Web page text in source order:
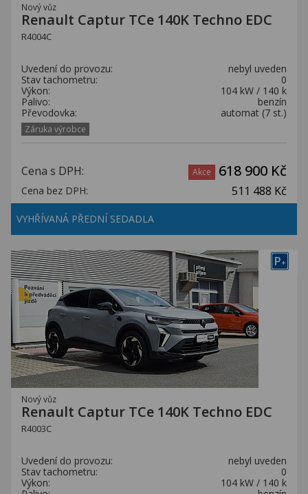
Nový vůz
Renault Captur TCe 140K Techno EDC
R4004C
Uvedení do provozu:
nebyl uveden
Stav tachometru:
0
Výkon:
104 kW / 140 k
Palivo:
benzín
Převodovka:
automat (7 st.)
Záruka výrobce
Cena s DPH: Akce 618 900 Kč
Cena bez DPH: 511 488 Kč
VYHŘÍVANÁ PŘEDNÍ SEDADLA
P+
Nový vůz
Renault Captur TCe 140K Techno EDC
R4003C
Uvedení do provozu:
nebyl uveden
Stav tachometru:
0
Výkon:
104 kW / 140 k